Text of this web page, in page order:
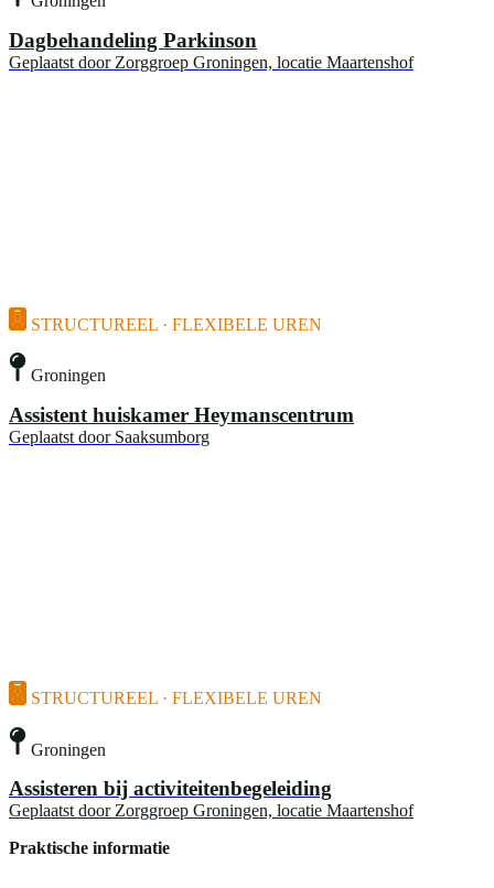
Dagbehandeling Parkinson
Geplaatst door Zorggroep Groningen, locatie Maartenshof
STRUCTUREEL · FLEXIBELE UREN
Groningen
Assistent huiskamer Heymanscentrum
Geplaatst door Saaksumborg
STRUCTUREEL · FLEXIBELE UREN
Groningen
Assisteren bij activiteitenbegeleiding
Geplaatst door Zorggroep Groningen, locatie Maartenshof
Praktische informatie